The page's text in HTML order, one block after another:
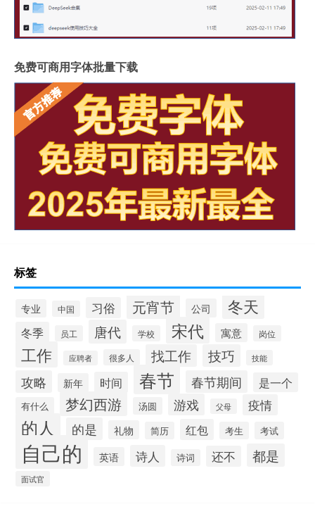
免费可商用字体批量下载
标签
专业 中国 习俗 元宵节 公司 冬天
冬季 员工 唐代 学校 宋代 寓意 岗位
工作 应聘者 很多人 找工作 技巧 技能
攻略 新年 时间 春节 春节期间 是一个
有什么 梦幻西游 汤圆 游戏 父母 疫情
的人 的是 礼物 简历 红包 考生 考试
自己的 英语 诗人 诗词 还不 都是
面试官